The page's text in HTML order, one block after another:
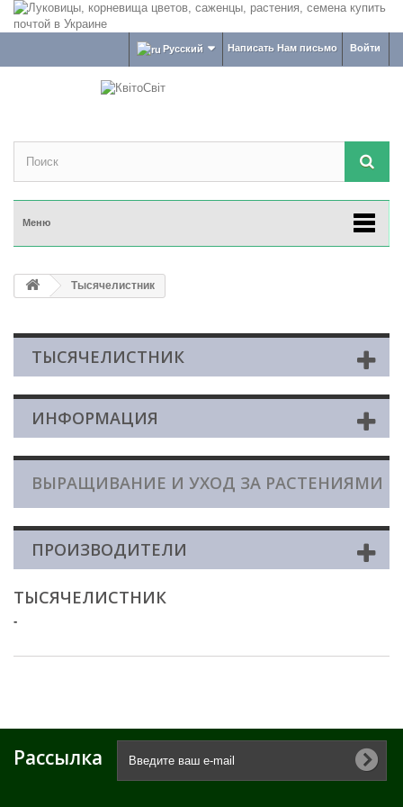
Войти
Написать Нам письмо
Русский
Меню
Тысячелистник
ТЫСЯЧЕЛИСТНИК
ИНФОРМАЦИЯ
ВЫРАЩИВАНИЕ И УХОД ЗА РАСТЕНИЯМИ
ПРОИЗВОДИТЕЛИ
ТЫСЯЧЕЛИСТНИК
-
Рассылка